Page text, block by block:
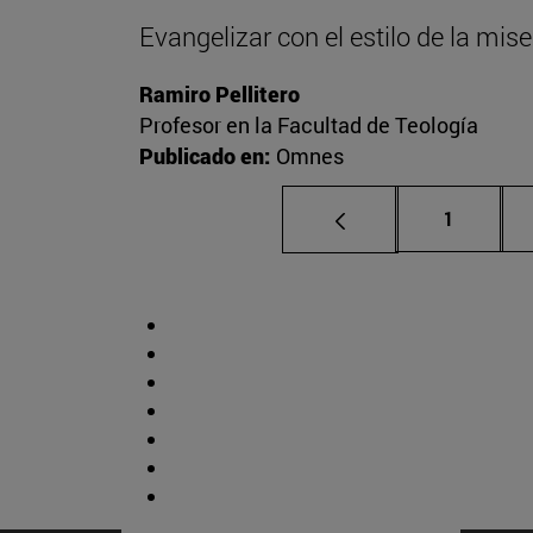
Evangelizar con el estilo de la
Ramiro Pellitero
Profesor en la Facultad de Teología
Publicado en: Omnes
Página
1